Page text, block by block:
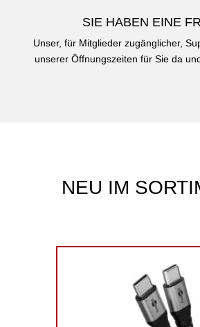
SIE HABEN EINE
Unser, für Mitglieder zugänglicher,
unserer Öffnungszeiten für Sie da
NEU IM